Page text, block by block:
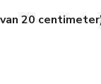
20